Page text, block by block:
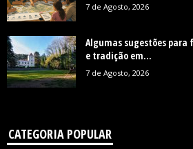
7 de Agosto, 2026
Algumas sugestões
e tradição em...
7 de Agosto, 2026
CATEGORIA POPULAR